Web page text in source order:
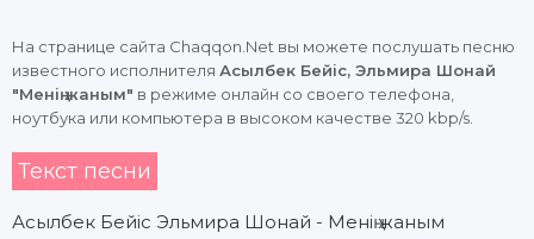
На странице сайта Chaqqon.Net вы можете послушать песню
известного исполнителя Асылбек Бейіс, Эльмира Шонай
"Менің жаным" в режиме онлайн со своего телефона,
ноутбука или компьютера в высоком качестве 320 kbp/s.
Текст песни
Асылбек Бейіс Эльмира Шонай - Менің жаным